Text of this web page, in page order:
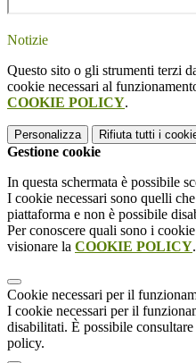
Notizie
Questo sito o gli strumenti terzi
cookie necessari al
COOKIE POLICY.
Personalizza Rifiuta tutti i
Gestione cookie
In questa schermata è possibile
I cookie necessari sono quelli
piattaforma e non è possibile
Per conoscere quali sono i
visionare la COOKIE POLICY.
Cookie necessari per il
I cookie necessari per il
disabilitati. È possibile
policy.